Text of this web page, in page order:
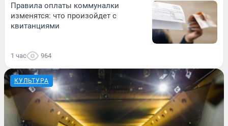
Правила оплаты коммуналки
изменятся: что произойдет с
квитанциями
1 час 964
КУЛЬТУРА